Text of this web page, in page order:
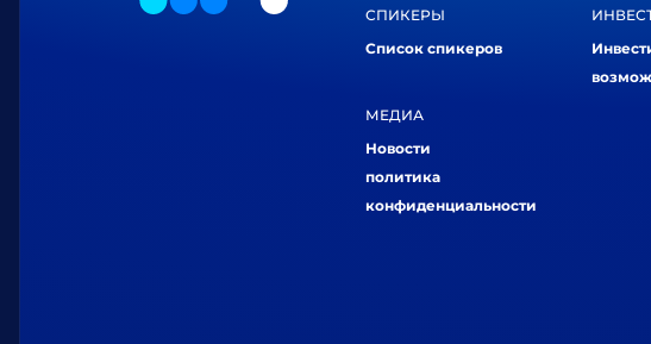
СПИКЕРЫ
Список спикеров
МЕДИА
Новости
политика
конфиденциальности